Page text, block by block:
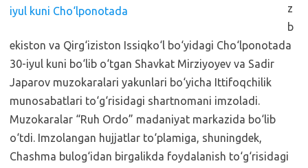
z
b
ekiston va Qirg‘iziston Issiqko‘l bo‘yidagi Cho‘lponotada
30-iyul kuni bo‘lib o‘tgan Shavkat Mirziyoyev va Sadir
Japarov muzokaralari yakunlari bo‘yicha Ittifoqchilik
munosabatlari to‘g‘risidagi shartnomani imzoladi.
Muzokaralar “Ruh Ordo” madaniyat markazida bo‘lib
o‘tdi. Imzolangan hujjatlar to‘plamiga, shuningdek,
Chashma bulog‘idan birgalikda foydalanish to‘g‘risidagi